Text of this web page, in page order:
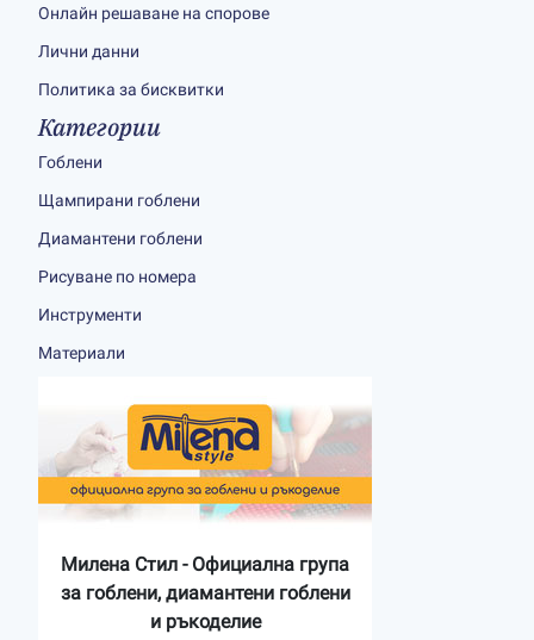
Онлайн решаване на спорове
Лични данни
Политика за бисквитки
Категории
Гоблени
Щампирани гоблени
Диамантени гоблени
Рисуване по номера
Инструменти
Материали
Милена Стил - Официална група
за гоблени, диамантени гоблени
и ръкоделие